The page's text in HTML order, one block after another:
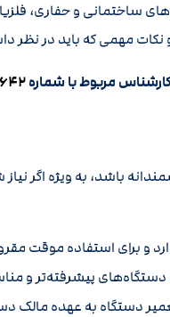
ساختمانی و حفاری،
نکات مهمی که باید در نظر
کارشناس مربوط با شماره۰۹۱۲۰۶۲۳۶۴۲
باشد، به ویژه اگر
و برای استفاده موقت
به دستگاه‌های پیشرفته‌تر
دستگاه به عهده مالک